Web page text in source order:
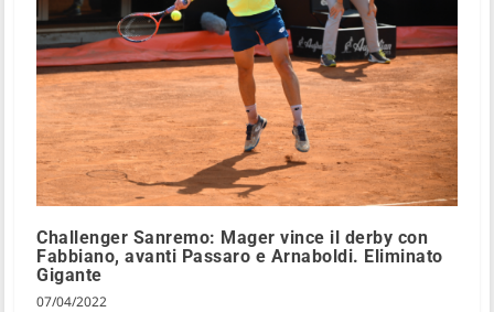
Challenger Sanremo: Mager vince il derby con
Fabbiano, avanti Passaro e Arnaboldi. Eliminato
Gigante
07/04/2022